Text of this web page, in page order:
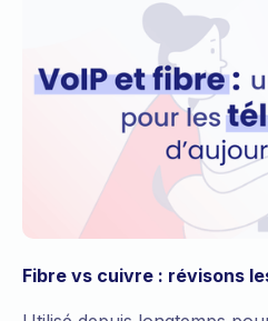
Fibre vs cuivre : révisons